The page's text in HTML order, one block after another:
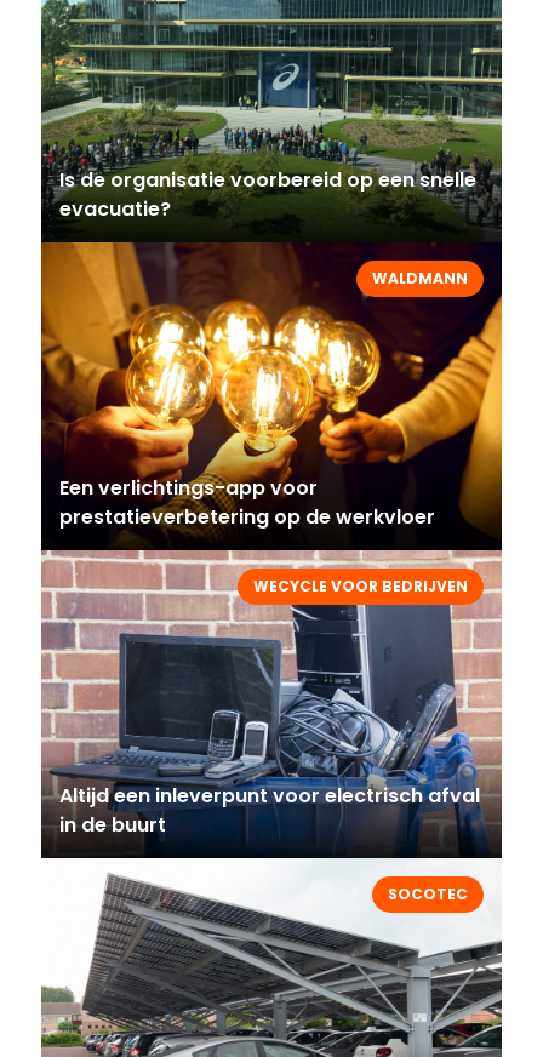
Is de organisatie voorbereid op een snelle
evacuatie?
WALDMANN
Een verlichtings-app voor
prestatieverbetering op de werkvloer
WECYCLE VOOR BEDRIJVEN
Altijd een inleverpunt voor electrisch afval
in de buurt
SOCOTEC